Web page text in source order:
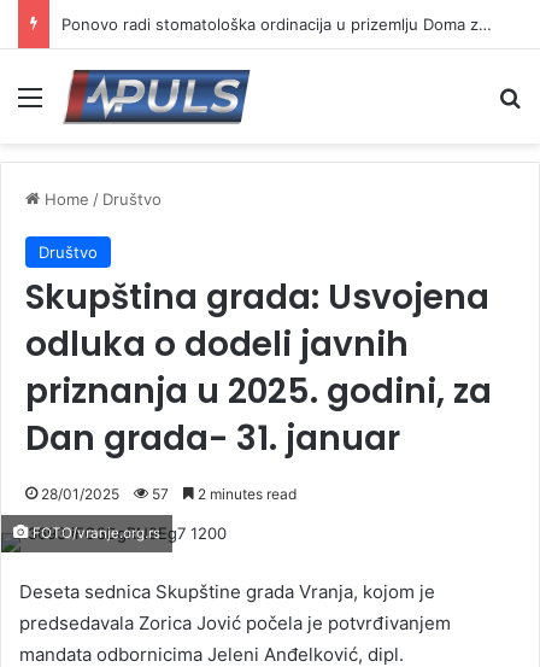
Ponovo radi stomatološka ordinacija u prizemlju Doma zdravlja u Vranju ( VIDEO)
Menu
Home / Društvo
Društvo
Skupština grada: Usvojena
odluka o dodeli javnih
priznanja u 2025. godini, za
Dan grada- 31. januar
28/01/2025 57 2 minutes read
FOTO/vranje.org.rs
Deseta sednica Skupštine grada Vranja, kojom je
predsedavala Zorica Jović počela je potvrđivanjem
mandata odbornicima Jeleni Anđelković, dipl.